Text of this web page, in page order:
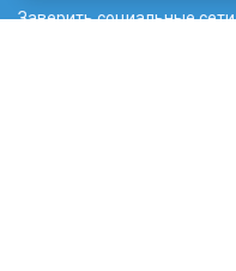
Заверить социальные сети